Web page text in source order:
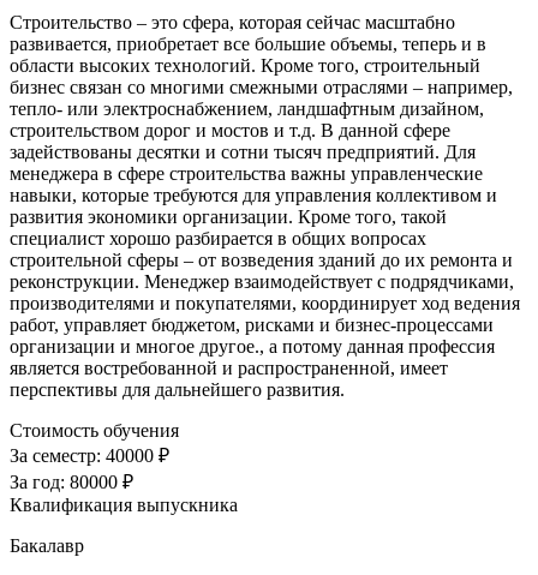
Строительство – это сфера, которая сейчас масштабно
развивается, приобретает все большие объемы, теперь и в
области высоких технологий. Кроме того, строительный
бизнес связан со многими смежными отраслями – например,
тепло- или электроснабжением, ландшафтным дизайном,
строительством дорог и мостов и т.д. В данной сфере
задействованы десятки и сотни тысяч предприятий. Для
менеджера в сфере строительства важны управленческие
навыки, которые требуются для управления коллективом и
развития экономики организации. Кроме того, такой
специалист хорошо разбирается в общих вопросах
строительной сферы – от возведения зданий до их ремонта и
реконструкции. Менеджер взаимодействует с подрядчиками,
производителями и покупателями, координирует ход ведения
работ, управляет бюджетом, рисками и бизнес-процессами
организации и многое другое., а потому данная профессия
является востребованной и распространенной, имеет
перспективы для дальнейшего развития.
Стоимость обучения
За семестр: 40000 ₽
За год: 80000 ₽
Квалификация выпускника
Бакалавр